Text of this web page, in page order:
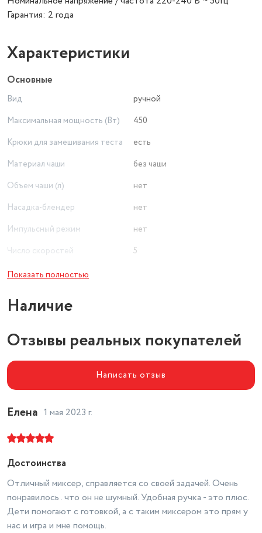
Гарантия: 2 года
Характеристики
Основные
Вид
ручной
Максимальная мощность (Вт)
450
Крюки для замешивания теста
есть
Материал чаши
без чаши
Объем чаши (л)
нет
Насадка-блендер
нет
Импульсный режим
нет
Число скоростей
5
Вращение чаши
насадок
Насадки
крючки для замешивания теста,
венчик для взбивания
Кнопка отсоединения насадок есть
Вес
Материал корпуса
Цвет товара
белый
Длина сетевого шнура
1.5 м
Показать полностью
Наличие
Отзывы реальных покупателей
Написать отзыв
Елена 1 мая 2023 г.
Достоинства
Отличный миксер, справляется со своей задачей. Очень
понравилось . что он не шумный. Удобная ручка - это плюс.
Дети помогают с готовкой, а с таким миксером это прям у
нас и игра и мне помощь.